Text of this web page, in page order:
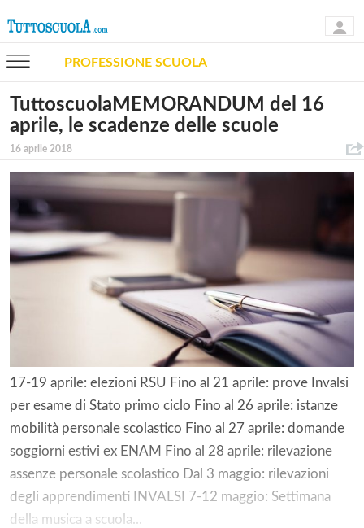
PROFESSIONE SCUOLA
TuttoscuolaMEMORANDUM del 16
aprile, le scadenze delle scuole
16 aprile 2018
17-19 aprile: elezioni RSU Fino al 21 aprile: prove Invalsi
per esame di Stato primo ciclo Fino al 26 aprile: istanze
mobilità personale scolastico Fino al 27 aprile: domande
soggiorni estivi ex ENAM Fino al 28 aprile: rilevazione
assenze personale scolastico Dal 3 maggio: rilevazioni
degli apprendimenti INVALSI 7-12 maggio: Settimana
della musica a scuola...